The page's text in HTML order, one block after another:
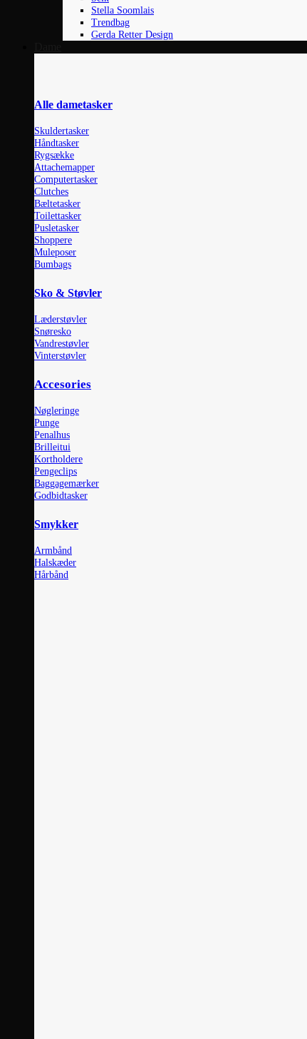
Stella Soomlais
Trendbag
Gerda Retter Design
Alle dametasker
Skuldertasker
Håndtasker
Rygsække
Attachemapper
Computertasker
Clutches
Bæltetasker
Toilettasker
Pusletasker
Shoppere
Muleposer
Bumbags
Sko & Støvler
Læderstøvler
Snøresko
Vandrestøvler
Vinterstøvler
Accesories
Nøgleringe
Punge
Penalhus
Brilleitui
Kortholdere
Pengeclips
Baggagemærker
Godbidtasker
Smykker
Armbånd
Halskæder
Hårbånd